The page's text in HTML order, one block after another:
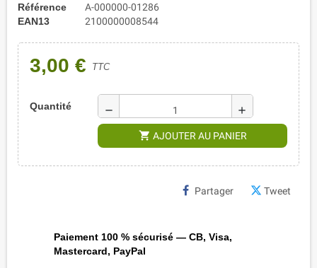
Référence
A-000000-01286
EAN13
2100000008544
3,00 € TTC
Quantité remove add
shopping_cart AJOUTER AU PANIER
Partager Tweet
Paiement 100 % sécurisé — CB, Visa,
Mastercard, PayPal